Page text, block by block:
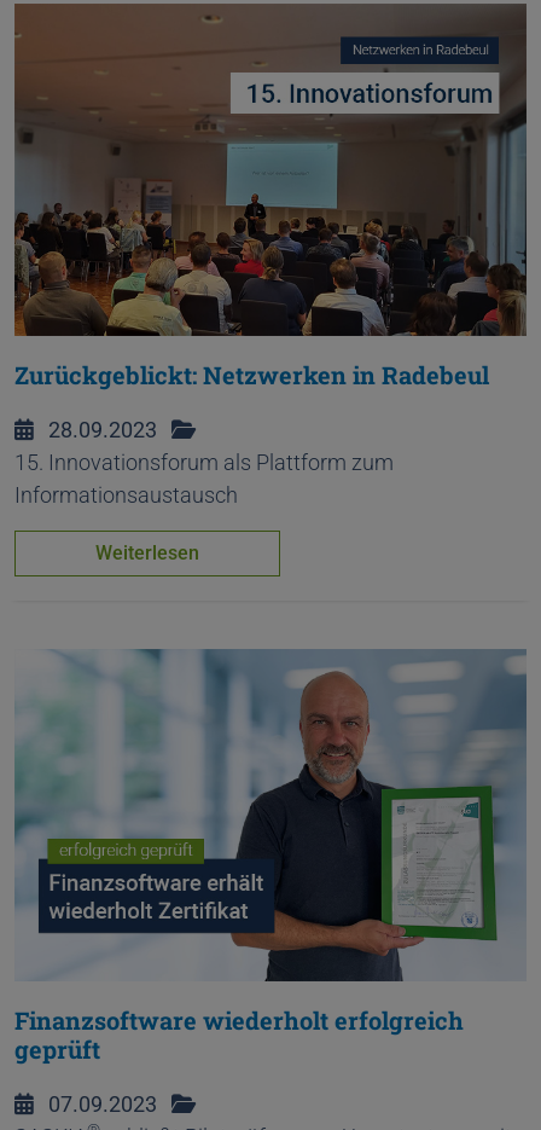
Zurückgeblickt: Netzwerken in Radebeul
28.09.2023
15. Innovationsforum als Plattform zum
Informationsaustausch
Weiterlesen
Finanzsoftware wiederholt erfolgreich
geprüft
07.09.2023